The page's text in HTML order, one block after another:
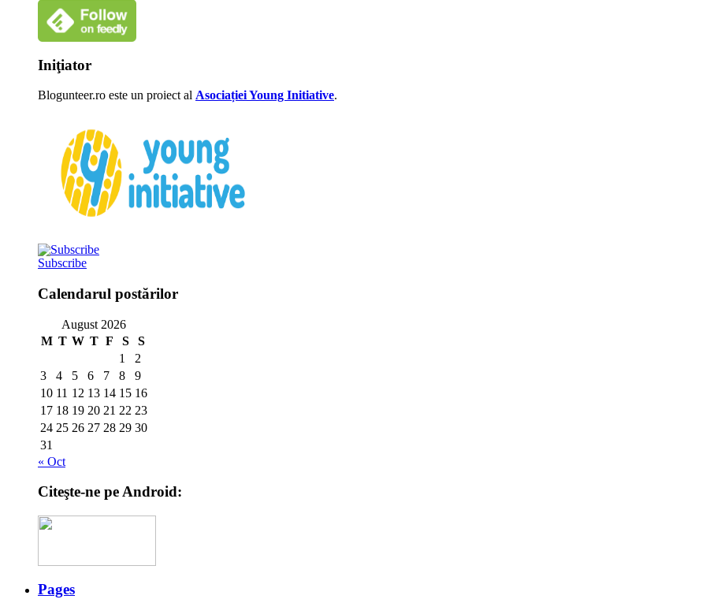
Iniţiator
Blogunteer.ro este un proiect al Asociației Young Initiative.
Subscribe
Calendarul postărilor
August 2026
M T W T F S
S
1
2
3
4 5 6 7 8
9
10 11 12 13 14 15 16
17 18 19 20 21 22 23
24 25 26 27 28 29 30
31
« Oct
Citeşte-ne pe Android:
Pages